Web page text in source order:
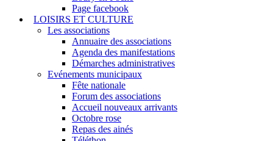
Page facebook
LOISIRS ET CULTURE
Les associations
Annuaire des associations
Agenda des manifestations
Démarches administratives
Evénements municipaux
Fête nationale
Forum des associations
Accueil nouveaux arrivants
Octobre rose
Repas des ainés